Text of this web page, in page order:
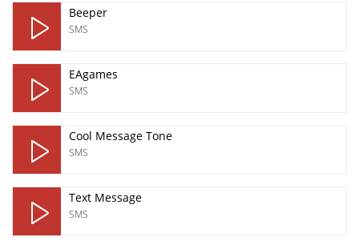
Beeper
SMS
EAgames
SMS
Cool Message Tone
SMS
Text Message
SMS